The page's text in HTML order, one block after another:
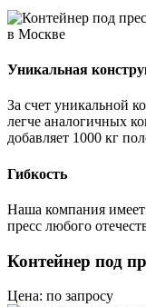
Уникальная
За счет уникальной
легче аналогичных
добавляет 1000 кг
Гибкость
Наша компания имеет
пресс любого
Контейнер под
Цена: по запросу